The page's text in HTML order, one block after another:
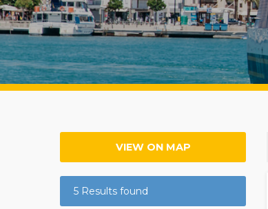
VIEW ON MAP
5 Results found